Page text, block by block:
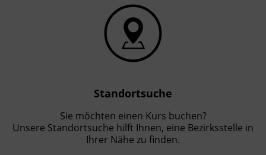
Grundlagen der Datensicherheit: sichere
Passwörter und Zwei-Faktor-
Authentifizierung
Phishing- und Betrugsversuche
erkennen und vermeiden
mit digitalen Behördendiensten
Standortsuche
Sie möchten einen Kurs buchen?
Unsere Standortsuche hilft Ihnen, eine Bezirksstelle in
Ihrer Nähe zu finden.